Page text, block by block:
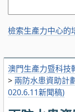
澳門生產力暨科技
> 兩防水患資助計
020.6.11新聞稿)
檢索生產力中心的